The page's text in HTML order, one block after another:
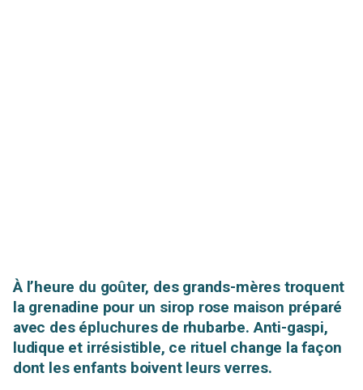
À l’heure du goûter, des grands-mères troquent
la grenadine pour un sirop rose maison préparé
avec des épluchures de rhubarbe. Anti-gaspi,
ludique et irrésistible, ce rituel change la façon
dont les enfants boivent leurs verres.